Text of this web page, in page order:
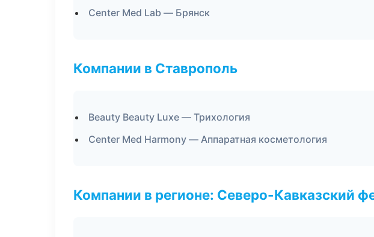
Center Med Lab — Брянск
Компании в Ставрополь
Beauty Beauty Luxe — Трихология
Center Med Harmony — Аппаратная косметология
Компании в регионе: Северо-Кавказский